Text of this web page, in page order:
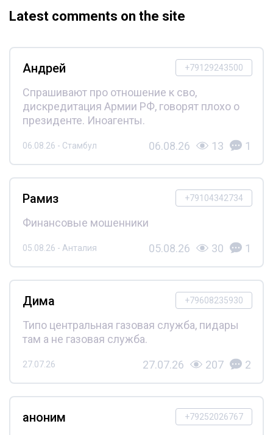
Latest comments on the site
+79129243500
Андрей
Спрашивают про отношение к сво,
дискредитация Армии РФ, говорят плохо о
президенте. Иноагенты.
06.08.26 - Стамбул 06.08.26 13 1
+79104342734
Рамиз
Финансовые мошенники
05.08.26 - Анталия 05.08.26 30 1
+79608235930
Дима
Типо центральная газовая служба, пидары
там а не газовая служба.
27.07.26 27.07.26 207 2
+79252026767
аноним